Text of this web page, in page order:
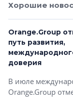
Хорошие
Orange.Group
путь развития,
доверия
В июле
Orange.Group